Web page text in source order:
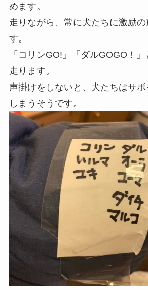
めます。
走りながら、常に犬たちに激励の
す。
「コリンGO!」「ダルGOGO！
走ります。
声掛けをしないと、犬たちはサ
しまうそうです。